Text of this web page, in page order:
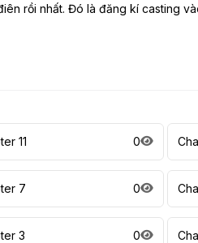
rồi nhất. Đó là đăng kí casting
11 0
7 0
3 0